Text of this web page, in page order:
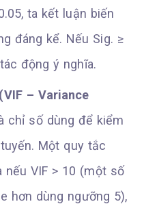
ta kết luận biến
đáng kể. Nếu Sig. ≥
động ý nghĩa.
– Variance
chỉ số dùng để kiểm
Một quy tắc
nếu VIF > 10 (một số
hơn dùng ngưỡng 5),